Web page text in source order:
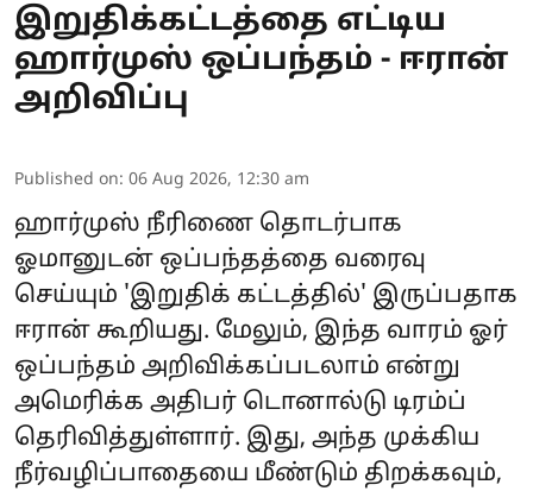
இறுதிக்கட்டத்தை எட்டிய
ஹார்முஸ் ஒப்பந்தம் - ஈரான்
அறிவிப்பு
Published on: 06 Aug 2026, 12:30 am
ஹார்முஸ் நீரிணை தொடர்பாக
ஓமானுடன் ஒப்பந்தத்தை வரைவு
செய்யும் 'இறுதிக் கட்டத்தில்' இருப்பதாக
ஈரான் கூறியது. மேலும், இந்த வாரம் ஓர்
ஒப்பந்தம் அறிவிக்கப்படலாம் என்று
அமெரிக்க அதிபர் டொனால்டு டிரம்ப்
தெரிவித்துள்ளார். இது, அந்த முக்கிய
நீர்வழிப்பாதையை மீண்டும் திறக்கவும்,